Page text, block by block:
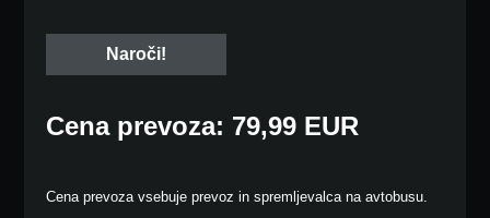
Cena prevoza: 79,99 EUR
Cena prevoza vsebuje prevoz in spremljevalca na avtobusu.